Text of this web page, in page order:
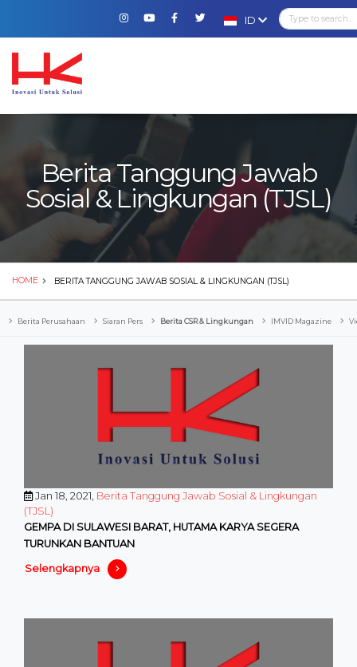
ID
Berita Tanggung Jawab
Sosial & Lingkungan (TJSL)
HOME BERITA TANGGUNG JAWAB SOSIAL & LINGKUNGAN (TJSL)
Berita Perusahaan Siaran Pers Berita CSR & Lingkungan IMVID Magazine
Jan 18, 2021, Berita Tanggung Jawab Sosial & Lingkungan
(TJSL)
GEMPA DI SULAWESI BARAT, HUTAMA KARYA SEGERA
TURUNKAN BANTUAN
Selengkapnya